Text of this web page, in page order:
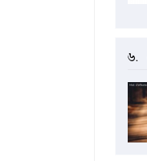
৬.